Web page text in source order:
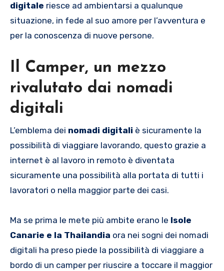
digitale riesce ad ambientarsi a qualunque
situazione, in fede al suo amore per l’avventura e
per la conoscenza di nuove persone.
Il Camper, un mezzo
rivalutato dai nomadi
digitali
L’emblema dei nomadi digitali è sicuramente la
possibilità di viaggiare lavorando, questo grazie a
internet è al lavoro in remoto è diventata
sicuramente una possibilità alla portata di tutti i
lavoratori o nella maggior parte dei casi.
Ma se prima le mete più ambite erano le Isole
Canarie e la Thailandia ora nei sogni dei nomadi
digitali ha preso piede la possibilità di viaggiare a
bordo di un camper per riuscire a toccare il maggior